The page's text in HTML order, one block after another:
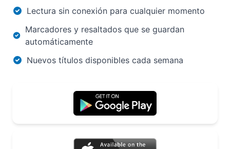
Lectura sin conexión para cualquier momento
Marcadores y resaltados que se guardan
automáticamente
Nuevos títulos disponibles cada semana